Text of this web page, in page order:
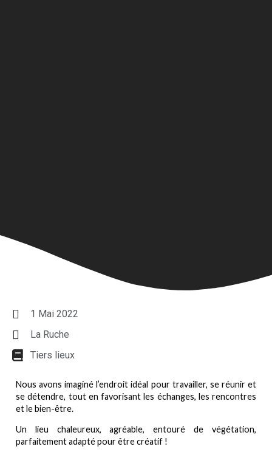
1 Mai 2022
La Ruche
Tiers lieux
Nous avons imaginé l’endroit idéal pour travailler, se réunir et
se détendre, tout en favorisant les échanges, les rencontres
et le bien-être.
Un lieu chaleureux, agréable, entouré de végétation,
parfaitement adapté pour être créatif !